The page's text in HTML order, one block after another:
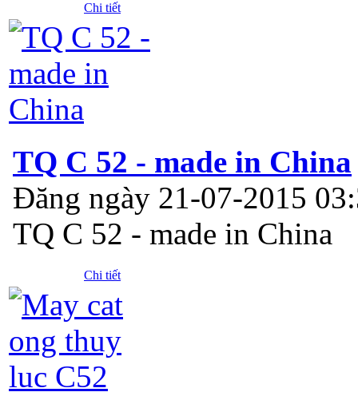
Chi tiết
TQ C 52 - made in China
Đăng ngày 21-07-2015
TQ C 52 - made in China
Chi tiết